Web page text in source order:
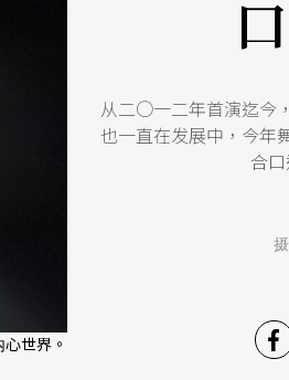
世界。
从二○一二年首演迄今
也一直在发展中，今年
合